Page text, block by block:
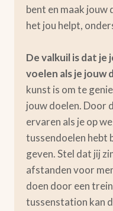
bent en maak jouw
het jou helpt,
De valkuil is dat je
voelen als je jouw
kunst is om te
jouw doelen. Door
ervaren als je op
tussendoelen hebt
geven. Stel dat jij
afstanden voor
doen door een
tussenstation kan